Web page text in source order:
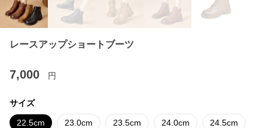
レースアップショートブーツ
7,000 円
サイズ
22.5cm 23.0cm 23.5cm 24.0cm 24.5cm